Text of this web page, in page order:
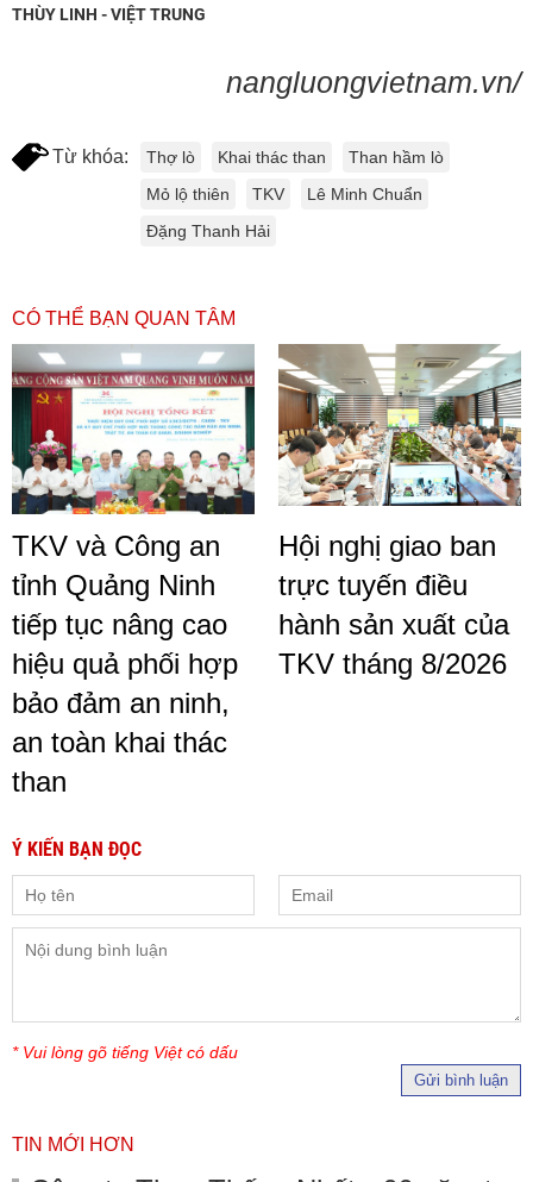
THÙY LINH - VIỆT TRUNG
nangluongvietnam.vn/
Từ khóa: Thợ lò Khai thác than
Than hầm lò
Mỏ lộ thiên
TKV
Lê Minh Chuẩn
Đặng Thanh Hải
CÓ THỂ BẠN QUAN TÂM
TKV và Công an
tỉnh Quảng Ninh
tiếp tục nâng cao
hiệu quả phối hợp
bảo đảm an ninh,
an toàn khai thác
than
Hội nghị giao ban
trực tuyến điều
hành sản xuất của
TKV tháng 8/2026
Ý KIẾN BẠN ĐỌC
* Vui lòng gõ tiếng Việt có dấu
Gửi bình luận
TIN MỚI HƠN